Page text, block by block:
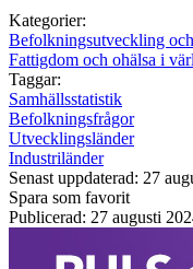
Kategorier:
Befolkningsutveckling
Fattigdom och ohälsa i
Taggar:
Samhällsstatistik
Befolkningsfrågor
Utvecklingsländer
Industriländer
Senast uppdaterad: 27
Spara som favorit
Publicerad: 27 augusti